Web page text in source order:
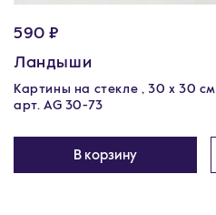
590 ₽
Ландыши
Картины на стекле , 30 x 30 см
арт. AG 30-73
В корзину